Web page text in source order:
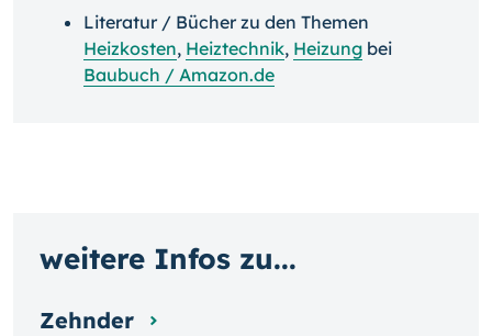
Literatur / Bücher zu den Themen
Heizkosten, Heiztechnik, Heizung bei
Baubuch / Amazon.de
weitere Infos zu...
Zehnder